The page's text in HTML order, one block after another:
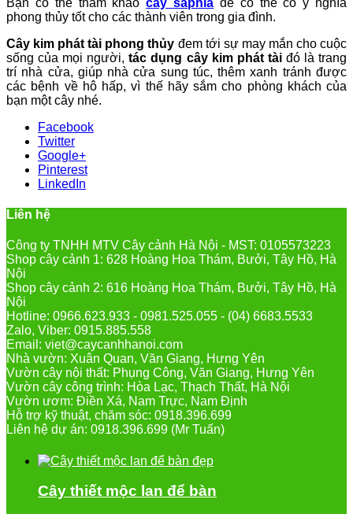
phong thủy tốt cho các thành viên trong gia đình.
Cây kim phát tài phong thủy đem tới sự may mắn cho cuộc
sống của mọi người,tác dụng cây kim phát tàiđó là trang
trí nhà cửa, giúp nhà cửa sung túc, thêm xanh tránh được
các bệnh về hô hấp, vì thế hãy sắm cho phòng khách của
bạn một cây nhé.
Facebook
Twitter
Google+
Pinterest
LinkedIn
Liên hệ
Công ty TNHH MTV Cây cảnh Hà Nội - MST: 0105573223
Shop cây cảnh 1: 628 Hoàng Hoa Thám, Bưởi, Tây Hồ, Hà
Nội
Shop cây cảnh 2: 616 Hoàng Hoa Thám, Bưởi, Tây Hồ, Hà
Nội
Hotline: 0966.623.933 - 0981.525.055 - (04) 6683.5533
Zalo, Viber: 0915.885.558
Email: viet@caycanhhanoi.com
Nhà vườn: Xuân Quan, Văn Giang, Hưng Yên
Vườn cây nội thất: Phụng Công, Văn Giang, Hưng Yên
Vườn cây công trình: Hòa Lạc, Thạch Thất, Hà Nội
Vườn ươm: Điền Xá, Nam Trực, Nam Định
Hỗ trợ kỹ thuật, chăm sóc: 0918.396.699
Liên hệ dự án: 0918.396.699 (Mr Tuấn)
Cây thiết mộc lan để bàn